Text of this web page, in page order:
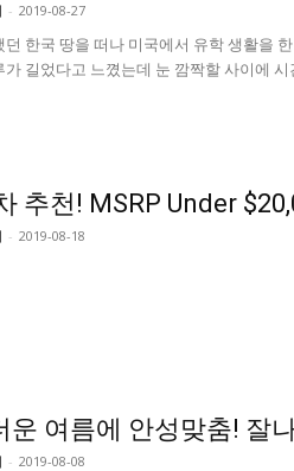
- 2019-08-27
던 한국 땅을 떠나 미국에서 유학 생활을
가 길었다고 느꼈는데 눈 깜짝할 사이에
추천! MSRP Under
- 2019-08-18
운 여름에 안성맞춤! 잘
- 2019-08-08